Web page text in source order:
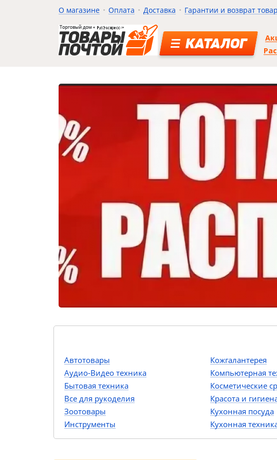
О магазине Оплата Доставка Гарантии и возврат
КАТАЛОГ
Автотовары
Аудио-Видео техника
Бытовая техника
Все для рукоделия
Зоотовары
Инструменты
Кожгалантерея
Компьютерная
Косметические
Красота и
Кухонная посуда
Кухонная